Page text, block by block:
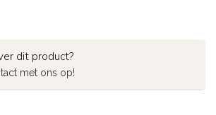
dit product?
met ons op!